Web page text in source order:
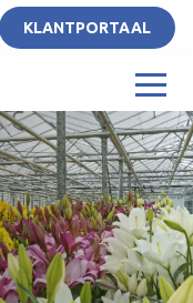
KLANTPORTAAL